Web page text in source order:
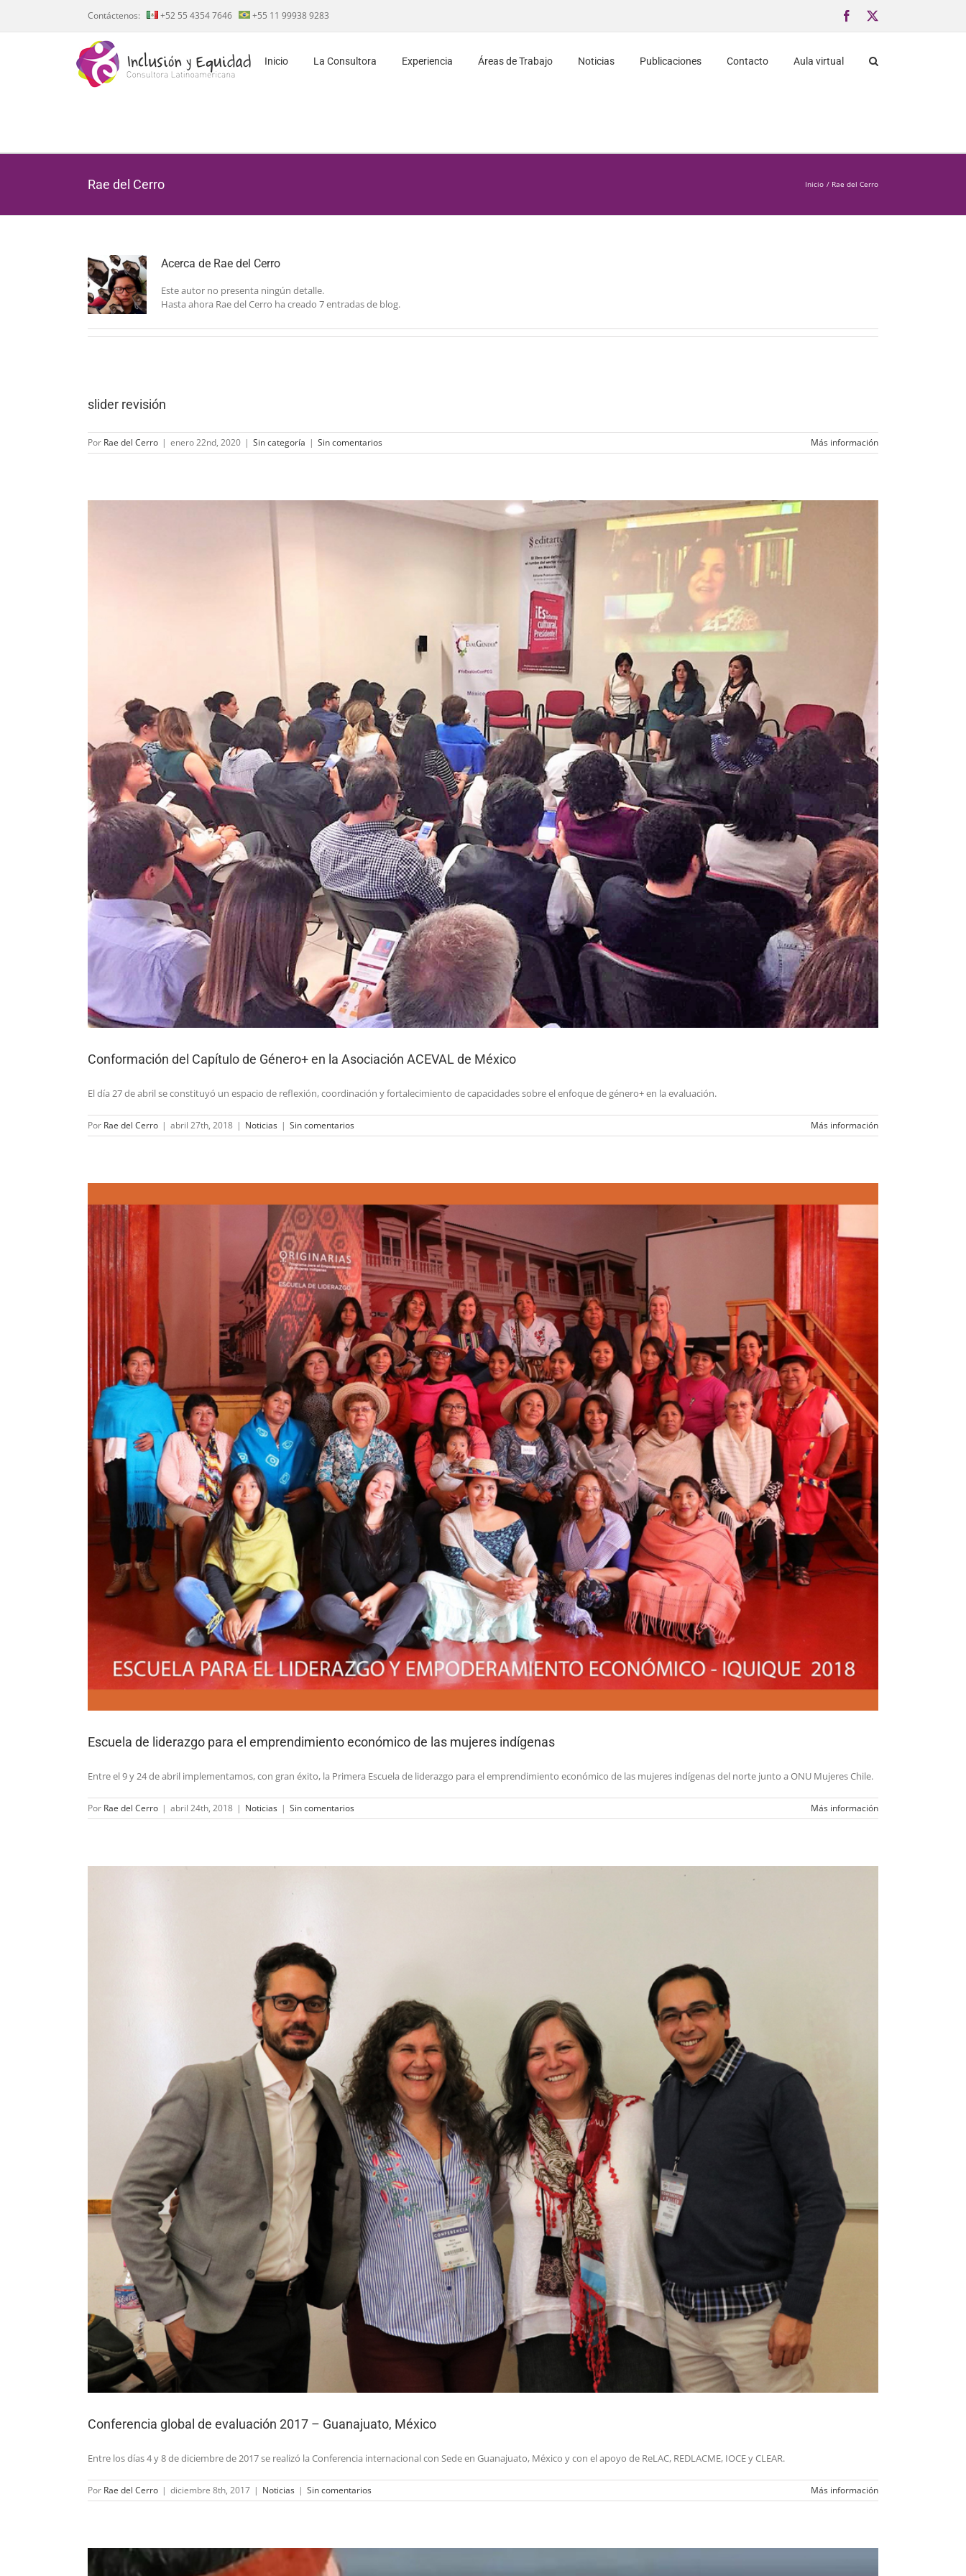
contenido
Contáctenos: +52 55 4354 7646 +55 11 99938 9283 Facebook
Inicio La Consultora Experiencia Áreas de Trabajo Noticias Publicaciones Contacto Aula virtual
Rae del Cerro Inicio Rae del Cerro
Acerca de Rae del Cerro
Este autor no presenta ningún detalle.
Hasta ahora Rae del Cerro ha creado 7 entradas de blog.
slider revisión
Por Rae del Cerro | enero 22nd, 2020 | Sin categoría | Sin comentarios Más información
Conformación del Capítulo de Género+ en la Asociación ACEVAL de México
El día 27 de abril se constituyó un espacio de reflexión, coordinación y fortalecimiento de capacidades sobre el enfoque de género+ en la evaluación.
Por Rae del Cerro | abril 27th, 2018 | Noticias | Sin comentarios Más información
Escuela de liderazgo para el emprendimiento económico de las mujeres indígenas
Entre el 9 y 24 de abril implementamos, con gran éxito, la Primera Escuela de liderazgo para el emprendimiento económico de las mujeres indígenas del norte junto a ONU Mujeres Chile.
Por Rae del Cerro | abril 24th, 2018 | Noticias | Sin comentarios Más información
Conferencia global de evaluación 2017 – Guanajuato, México
Entre los días 4 y 8 de diciembre de 2017 se realizó la Conferencia internacional con Sede en Guanajuato, México y con el apoyo de ReLAC, REDLACME, IOCE y CLEAR.
Por Rae del Cerro | diciembre 8th, 2017 | Noticias | Sin comentarios Más información